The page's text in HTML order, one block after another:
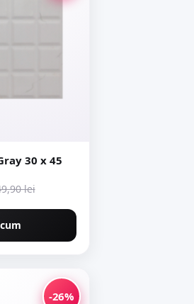
Faianta Satvario Gray 30 x 45
lei
-26%